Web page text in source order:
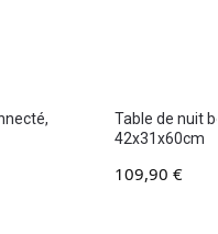
Table de nuit
42x31x60cm
109,90 €